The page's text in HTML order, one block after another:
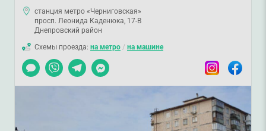
станция метро «Черниговская»
просп. Леонида Каденюка, 17-В
Днепровский район
Схемы проезда: на метро / на машине
Чат
Viber TelegramMessenger InstagramFacebook